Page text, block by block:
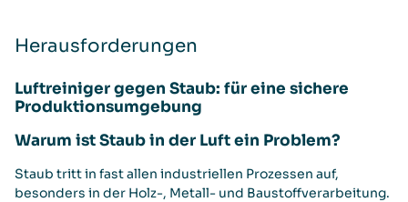
Herausforderungen
Luftreiniger gegen Staub: für eine sichere
Produktionsumgebung
Warum ist Staub in der Luft ein Problem?
Staub tritt in fast allen industriellen Prozessen auf,
besonders in der Holz-, Metall- und Baustoffverarbeitung.